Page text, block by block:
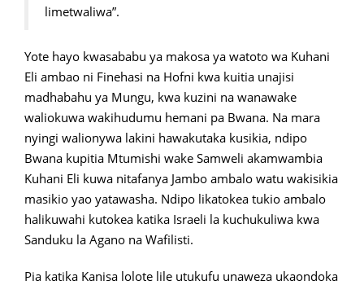
limetwaliwa”.
Yote hayo kwasababu ya makosa ya watoto wa Kuhani
Eli ambao ni Finehasi na Hofni kwa kuitia unajisi
madhabahu ya Mungu, kwa kuzini na wanawake
waliokuwa wakihudumu hemani pa Bwana. Na mara
nyingi walionywa lakini hawakutaka kusikia, ndipo
Bwana kupitia Mtumishi wake Samweli akamwambia
Kuhani Eli kuwa nitafanya Jambo ambalo watu wakisikia
masikio yao yatawasha. Ndipo likatokea tukio ambalo
halikuwahi kutokea katika Israeli la kuchukuliwa kwa
Sanduku la Agano na Wafilisti.
Pia katika Kanisa lolote lile utukufu unaweza ukaondoka